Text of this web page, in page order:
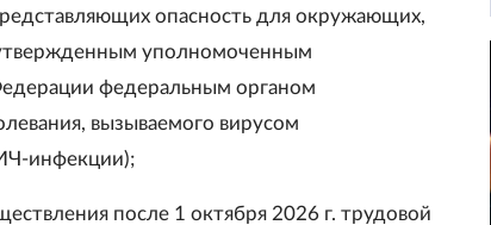
опасность для окружающих,
уполномоченным
федеральным органом
вызываемого вирусом
инфекции);
после 1 октября 2026 г. трудовой